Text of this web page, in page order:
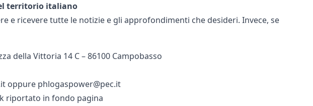
territorio italiano
e ricevere tutte le notizie e gli approfondimenti che desideri. Invece, se
della Vittoria 14 C – 86100 Campobasso
oppure phlogaspower@pec.it
riportato in fondo pagina